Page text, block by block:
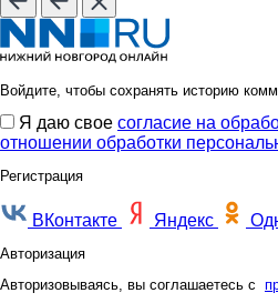
Войдите, чтобы сохранять историю
Я даю свое согласие на
отношении обработки
Регистрация
ВКонтакте Яндекс
Авторизация
Авторизовываясь, вы соглашаетесь с